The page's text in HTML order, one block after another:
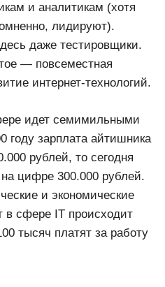
и аналитикам (хотя
лидируют).
даже тестировщики.
— повсеместная
интернет-технологий.
идет семимильными
зарплата айтишника
рублей, то сегодня
цифре 300.000 рублей.
и экономические
в сфере IT происходит
тысяч платят за работу